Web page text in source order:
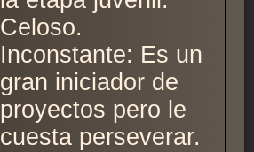
Celoso.
Inconstante: Es un
gran iniciador de
proyectos pero le
cuesta perseverar.